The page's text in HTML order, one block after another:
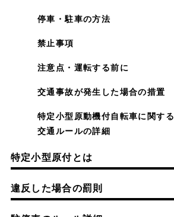
停車・駐車の方法
禁止事項
注意点・運転する前に
交通事故が発生した場合の措置
特定小型原動機付自転車に関する
交通ルールの詳細
特定小型原付とは
違反した場合の罰則